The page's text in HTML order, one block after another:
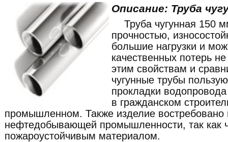
Описание: Труба
Труба чугунная 150
прочностью,
большие нагрузки и
качественных потерь
этим свойствам и
чугунные трубы
прокладки
в гражданском
промышленном. Также изделие востребовано
нефтедобывающей промышленности, так как
пожароустойчивым материалом.